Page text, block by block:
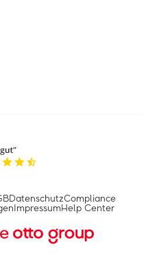
DatenschutzCompliance
Impressum Help Center